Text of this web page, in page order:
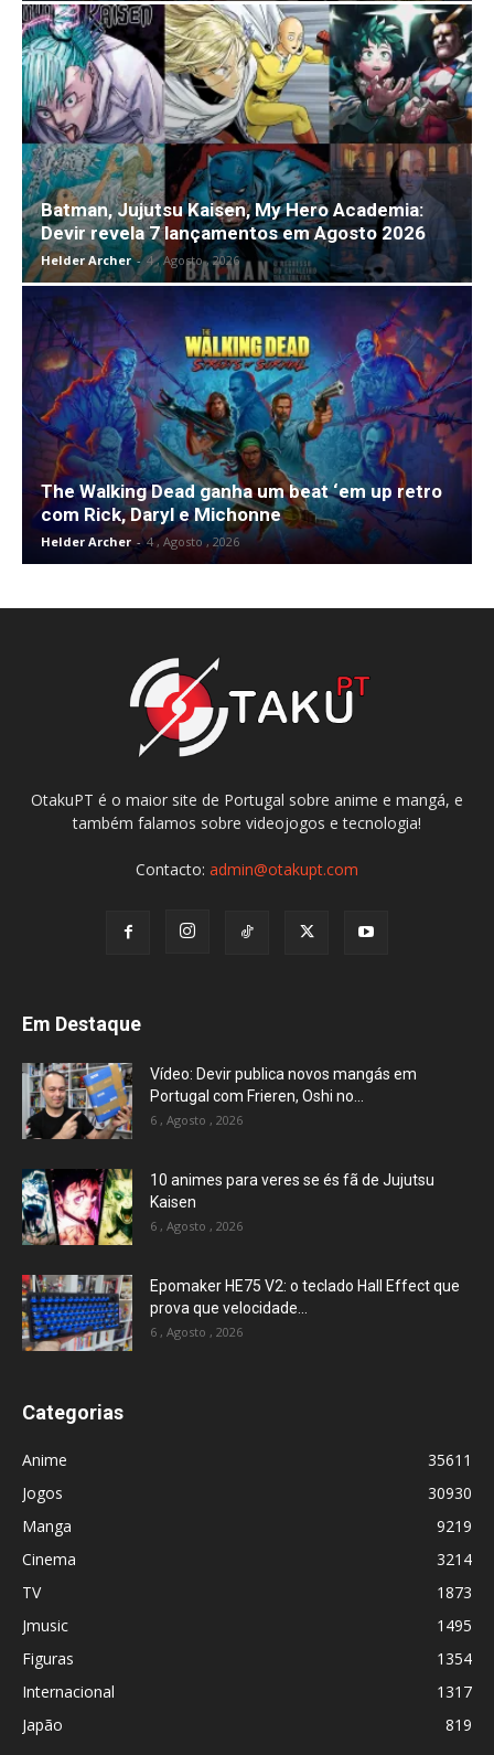
Batman, Jujutsu Kaisen, My Hero Academia:
Devir revela 7 lançamentos em Agosto 2026
Helder Archer - 4 , Agosto , 2026
The Walking Dead ganha um beat ‘em up retro
com Rick, Daryl e Michonne
Helder Archer - 4 , Agosto , 2026
OtakuPT é o maior site de Portugal sobre anime e mangá, e
também falamos sobre videojogos e tecnologia!
Contacto: admin@otakupt.com
Em Destaque
Vídeo: Devir publica novos mangás em
Portugal com Frieren, Oshi no...
6 , Agosto , 2026
10 animes para veres se és fã de Jujutsu
Kaisen
6 , Agosto , 2026
Epomaker HE75 V2: o teclado Hall Effect que
prova que velocidade...
6 , Agosto , 2026
Categorias
Anime
35611
Jogos
30930
Manga
9219
Cinema
3214
TV
1873
Jmusic
1495
Figuras
1354
Internacional
1317
Japão
819